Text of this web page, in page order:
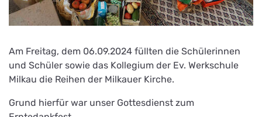
Am Freitag, dem 06.09.2024 füllten die Schülerinnen
und Schüler sowie das Kollegium der Ev. Werkschule
Milkau die Reihen der Milkauer Kirche.
Grund hierfür war unser Gottesdienst zum